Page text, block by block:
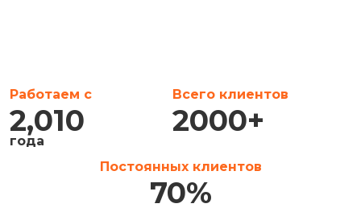
Работаем с
2,010
года
Всего клиентов
2000+
Постоянных клиентов
70%